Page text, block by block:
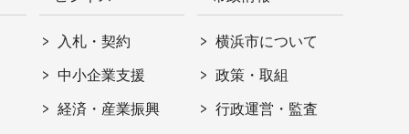
入札・契約
中小企業支援
経済・産業振興
横浜市について
政策・取組
行政運営・監査